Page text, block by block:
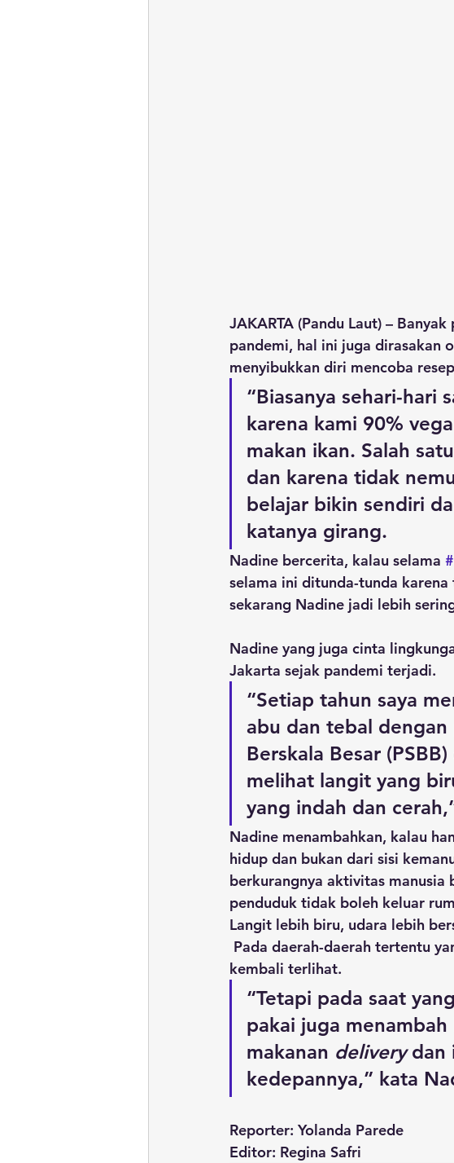
JAKARTA (Pandu Laut) –
pandemi, hal ini juga dirasakan
menyibukkan diri mencoba
“Biasanya sehari-hari
karena kami 90%
makan ikan. Salah
dan karena tidak
belajar bikin sendiri
katanya girang.
Nadine bercerita, kalau selama
selama ini ditunda-tunda
sekarang Nadine jadi lebih
Nadine yang juga cinta
Jakarta sejak pandemi terjadi.
“Setiap tahun saya
abu dan tebal dengan
Berskala Besar
melihat langit yang
yang indah dan
Nadine menambahkan, kalau
hidup dan bukan dari sisi
berkurangnya aktivitas
penduduk tidak boleh keluar
Langit lebih biru, udara lebih
kembali terlihat.
“Tetapi pada saat
pakai juga
makanan delivery dan
kedepannya,” kata
Reporter: Yolanda Parede
Editor: Regina Safri